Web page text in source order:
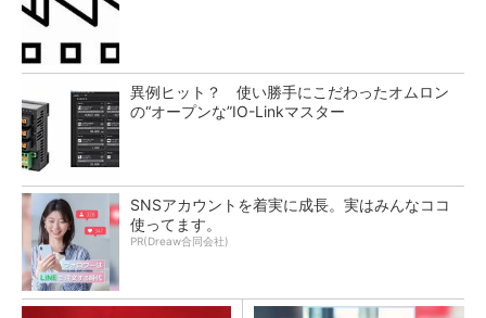
異例ヒット？ 使い勝手にこだわったオムロン
の“オープンな”IO-Linkマスター
SNSアカウントを着実に成長。実はみんなココ
使ってます。
PR(Dreaw合同会社)